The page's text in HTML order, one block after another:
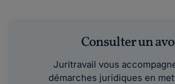
Consulter un
Juritravail vous
démarches juridiques en